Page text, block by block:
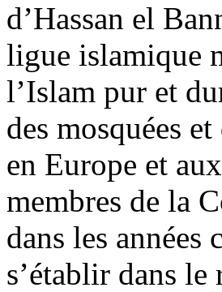
d’Hassan el
ligue islamique
l’Islam pur et
des mosquées
en Europe et
membres de la
dans les
s’établir dans le